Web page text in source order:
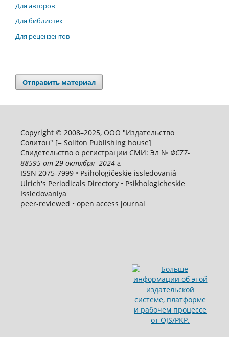
Для авторов
Для библиотек
Для рецензентов
Отправить материал
Copyright © 2008–2025, ООО "Издательство
Солитон" [= Soliton Publishing house]
Свидетельство о регистрации СМИ: Эл № ФС77-
88595от 29 октября 2024 г.
ISSN 2075-7999 • Psihologičeskie issledovaniâ
Ulrich's Periodicals Directory • Psikhologicheskie
Issledovaniya
peer-reviewed • open access journal